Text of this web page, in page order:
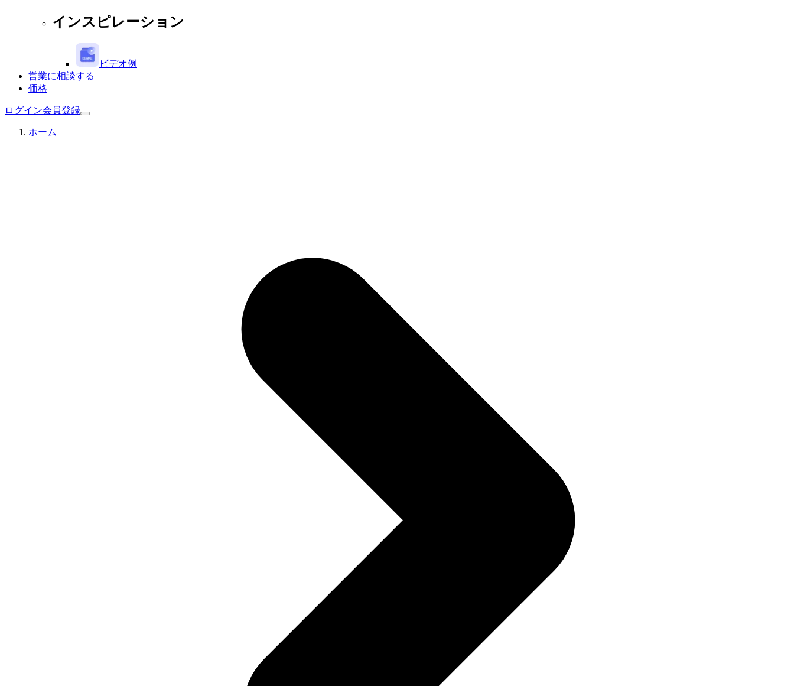
インスピレーション
ビデオ例
営業に相談する
価格
ログイン会員登録
ホーム